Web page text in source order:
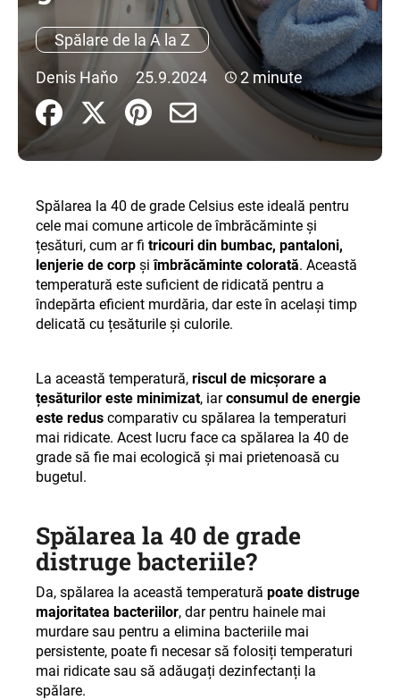
Spălare de la A la Z
Denis Haňo
25.9.2024 2 minute
Spălarea la 40 de grade Celsius este ideală pentru
cele mai comune articole de îmbrăcăminte și
țesături, cum ar fi tricouri din bumbac, pantaloni,
lenjerie de corp șiîmbrăcăminte colorată. Această
temperatură este suficient de ridicată pentru a
îndepărta eficient murdăria, dar este în același timp
delicată cu țesăturile și culorile.
La această temperatură, riscul de micșorare a
țesăturilor este minimizat, iarconsumul de energie
este redus comparativ cu spălarea la temperaturi
mai ridicate. Acest lucru face ca spălarea la 40 de
grade să fie mai ecologică și mai prietenoasă cu
bugetul.
Spălarea la 40 de grade
distruge bacteriile?
Da, spălarea la această temperatură poate distruge
majoritatea bacteriilor, dar pentru hainele mai
murdare sau pentru a elimina bacteriile mai
persistente, poate fi necesar să folosiți temperaturi
mai ridicate sau să adăugați dezinfectanți la
spălare.
V
ă
c